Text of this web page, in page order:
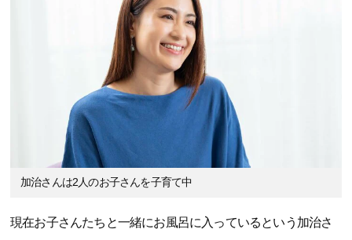
加治さんは2人のお子さんを子育て中
現在お子さんたちと一緒にお風呂に入っているという加治さ